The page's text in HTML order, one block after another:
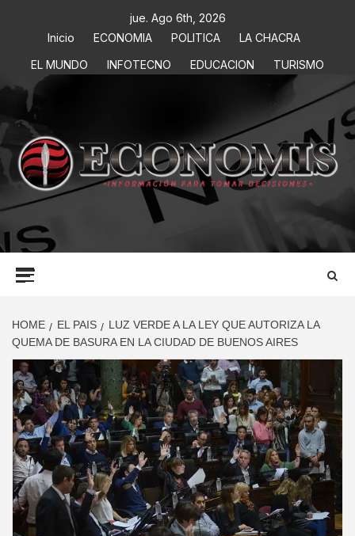
jue. Ago 6th, 2026
Inicio
ECONOMIA POLITICA
LA CHACRA
EL MUNDO
INFOTECNO EDUCACION TURISMO
ECONOMIS
INFORMACIÓN PARA TOMAR DECISIONES
HOME EL PAIS
LUZ VERDE A LA LEY QUE AUTORIZA LA
QUEMA DE BASURA EN LA CIUDAD DE BUENOS AIRES